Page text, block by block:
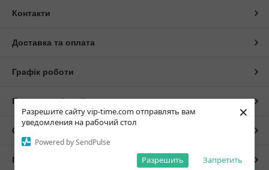
Разрешите сайту vip-time.com отправлять вам
уведомления на рабочий стол
Powered by SendPulse
Запретить
Разрешить
×
Контакти
Доставка та оплата
Графік роботи
Повна версія сайту
Сайт створено на маркетплейсі
Політика конфіденційності